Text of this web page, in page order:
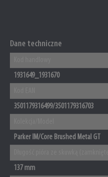
Dane techniczne
1931649_1931670
3501179316499/3501179316703
Parker IM/Core Brushed Metal GT
137 mm